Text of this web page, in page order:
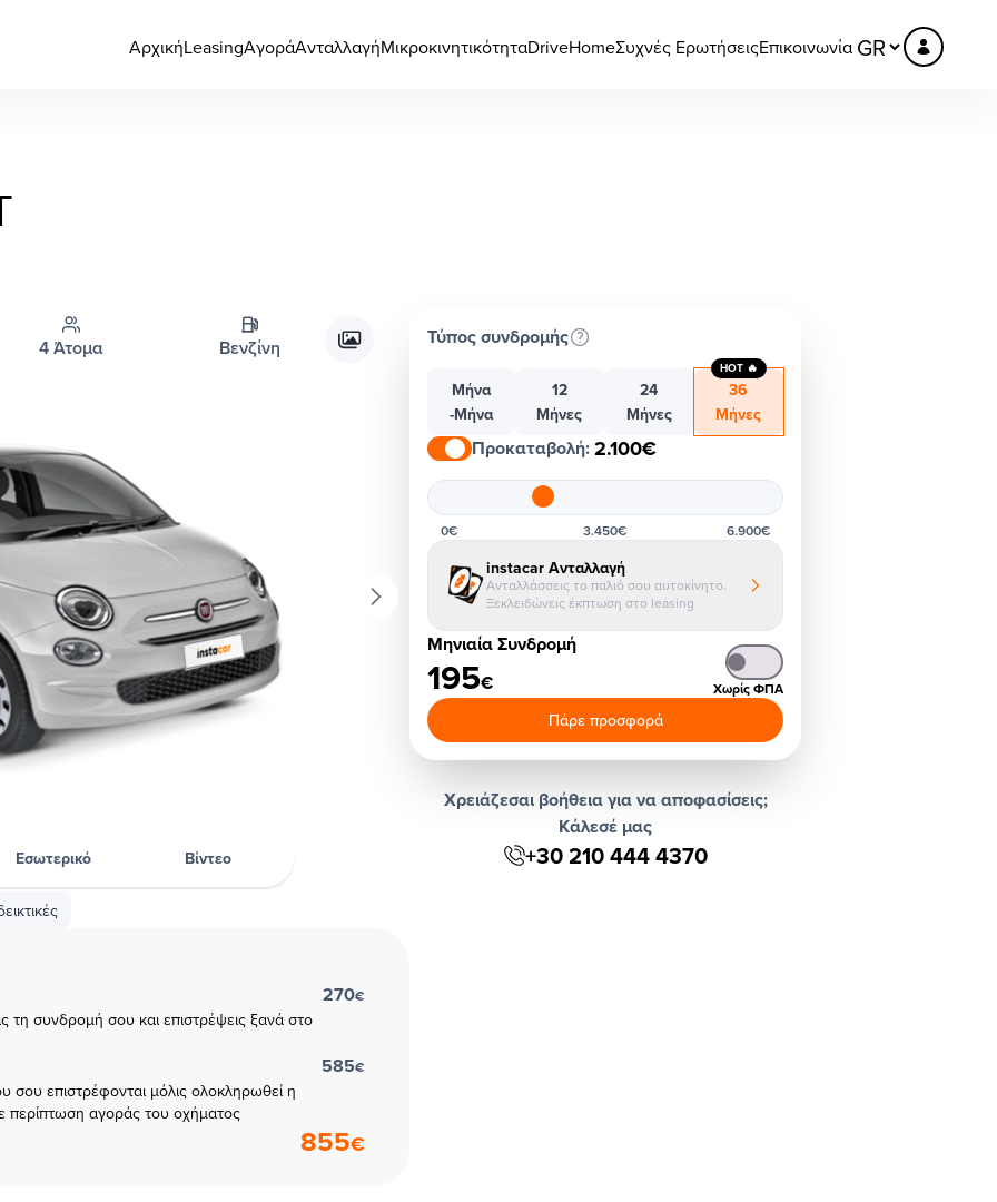
ΑρχικήLeasingΑγοράΑνταλλαγήΜικροκινητικότηταDriveHomeΣυχνές ΕρωτήσειςΕπικοινωνία
4 Άτομα Βενζίνη
Εσωτερικό Βίντεο
τη συνδρομή σου και επιστρέψεις ξανά στο
270€
επιστρέφονται μόλις ολοκληρωθεί η
περίπτωση αγοράς του οχήματος
585€
855€
Τύπος συνδρομής
Μήνα
-Μήνα
12
Μήνες
24
Μήνες
36
Μήνες
HOT 🔥
Προκαταβολή:2.100€
0€ 3.450€ 6.900€
instacar Ανταλλαγή
Ανταλλάσσεις το παλιό σου αυτοκίνητο.
Ξεκλειδώνεις έκπτωση στο leasing
Μηνιαία Συνδρομή
195€ Χωρίς ΦΠΑ
Πάρε προσφορά
Χρειάζεσαι βοήθεια για να αποφασίσεις;
Κάλεσέ μας
+30 210 444 4370